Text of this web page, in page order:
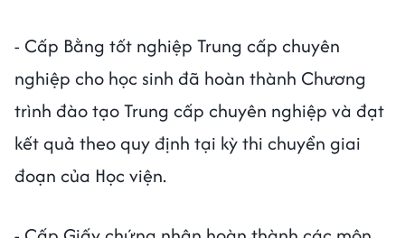
- Cấp Bằng tốt nghiệp Trung cấp chuyên
nghiệp cho học sinh đã hoàn thành Chương
trình đào tạo Trung cấp chuyên nghiệp và đạt
kết quả theo quy định tại kỳ thi chuyển giai
đoạn của Học viện.